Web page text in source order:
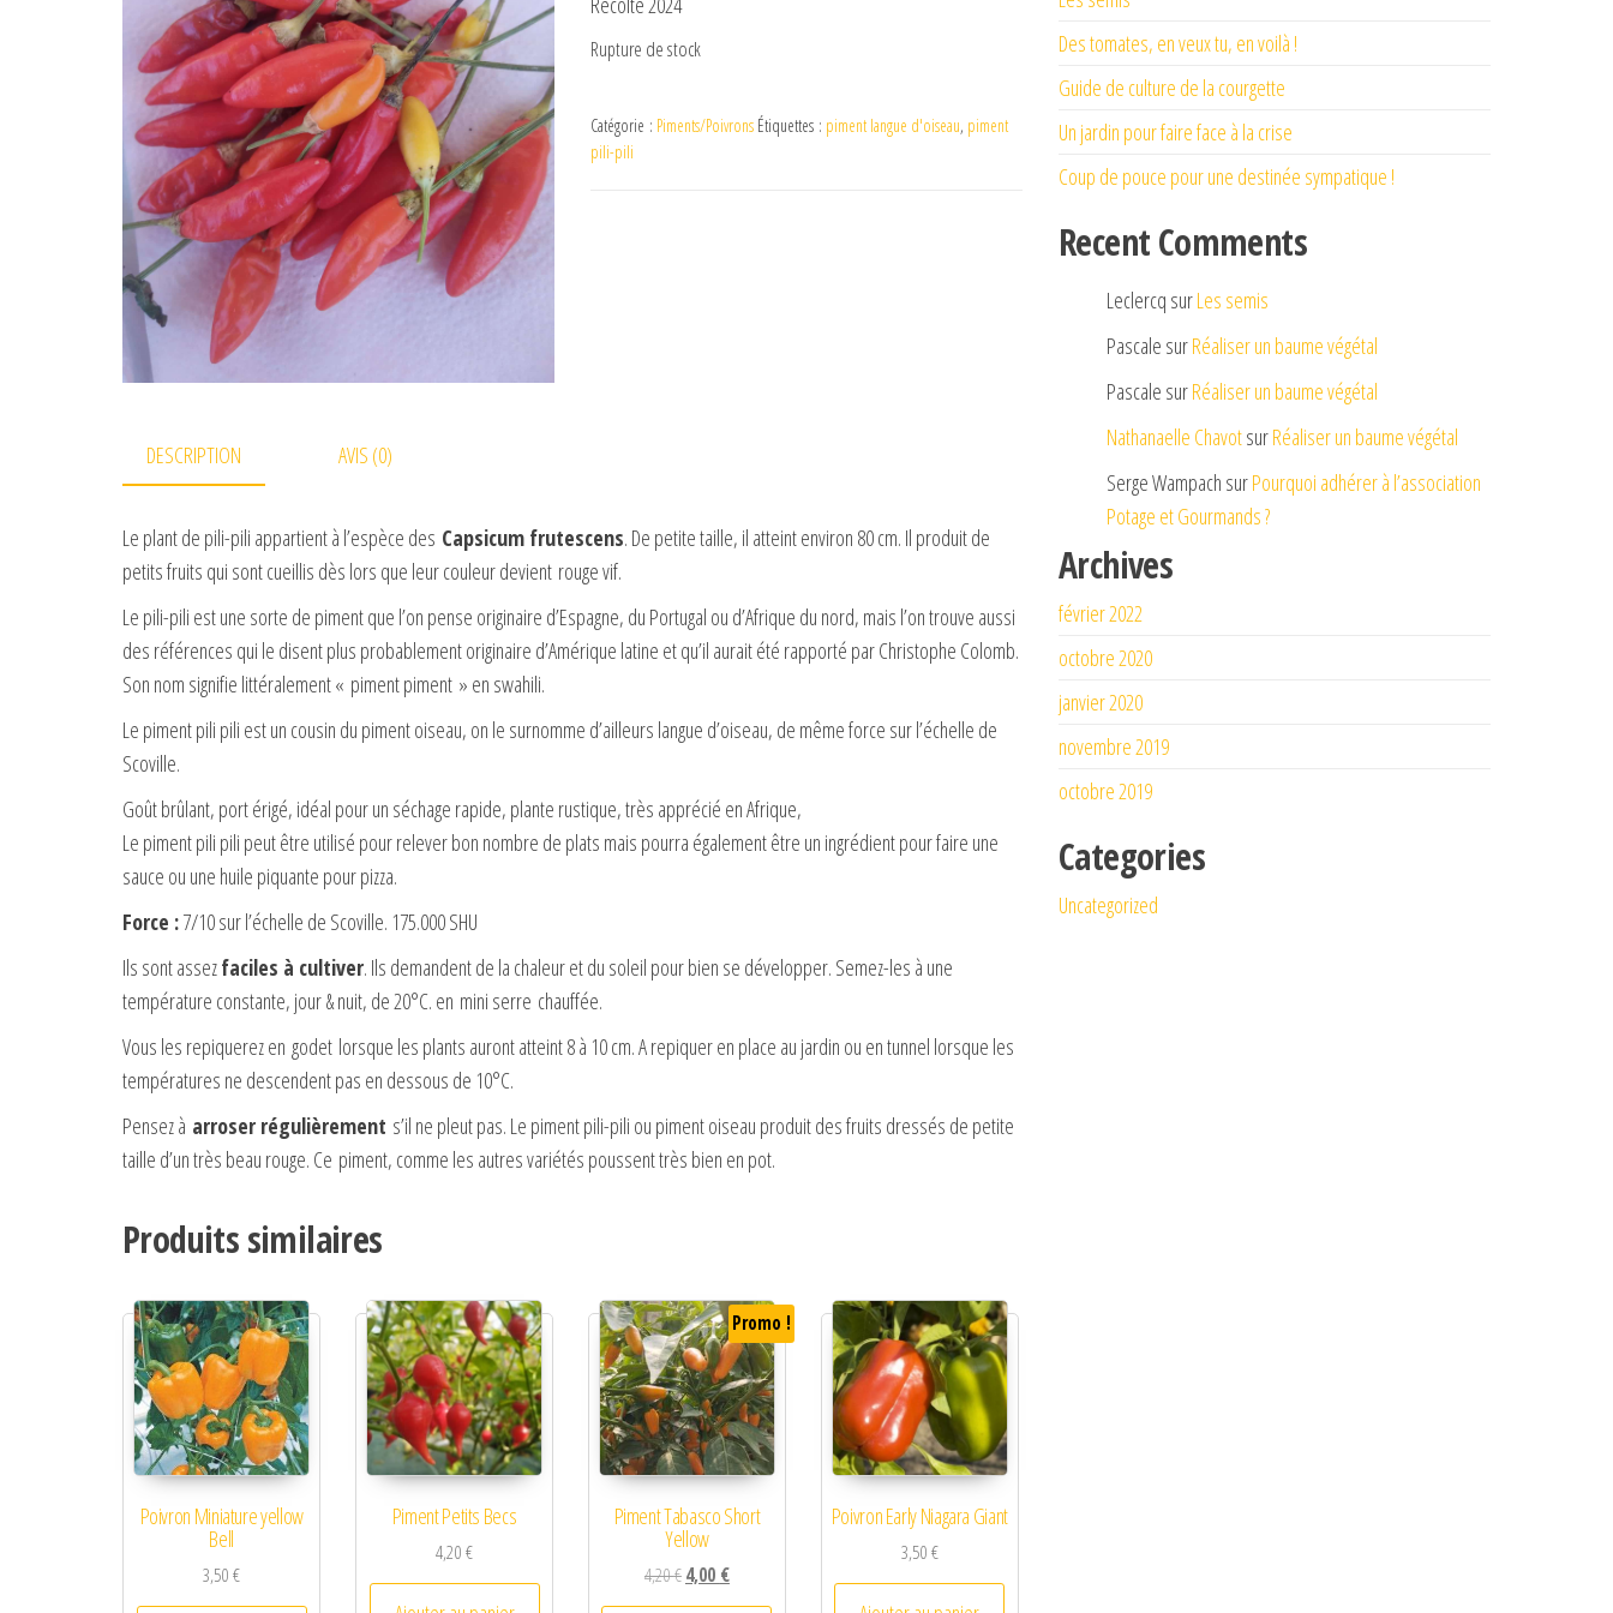
Rupture de stock
Catégorie : Piments/Poivrons Étiquettes : piment langue d'oiseau, piment
pili-pili
DESCRIPTION AVIS (0)
Le plant de pili-pili appartient à l’espèce des Capsicum frutescens. De petite taille, il atteint environ 80 cm. Il produit de
petits fruits qui sont cueillis dès lors que leur couleur devient rouge vif.
Le pili-pili est une sorte de piment que l’on pense originaire d’Espagne, du Portugal ou d’Afrique du nord, mais l’on trouve aussi
des références qui le disent plus probablement originaire d’Amérique latine et qu’il aurait été rapporté par Christophe Colomb.
Son nom signifie littéralement « piment piment » en swahili.
Le piment pili pili est un cousin du piment oiseau, on le surnomme d’ailleurs langue d’oiseau, de même force sur l’échelle de
Scoville.
Goût brûlant, port érigé, idéal pour un séchage rapide, plante rustique, très apprécié en Afrique,
Le piment pili pili peut être utilisé pour relever bon nombre de plats mais pourra également être un ingrédient pour faire une
sauce ou une huile piquante pour pizza.
Force :7/10 sur l’échelle de Scoville. 175.000 SHU
Ils sont assezfaciles à cultiver. Ils demandent de la chaleur et du soleil pour bien se développer. Semez-les à une
température constante, jour & nuit, de 20°C. en mini serre chauffée.
Vous les repiquerez en godet lorsque les plants auront atteint 8 à 10 cm. A repiquer en place au jardin ou en tunnel lorsque les
températures ne descendent pas en dessous de 10°C.
Pensez à arroser régulièrement s’il ne pleut pas. Le piment pili-pili ou piment oiseau produit des fruits dressés de petite
taille d’un très beau rouge. Ce piment, comme les autres variétés poussent très bien en pot.
Produits similaires
Poivron Miniature yellow
Bell
3,50€
Piment Petits Becs
4,20€
Promo !
Piment Tabasco Short
Yellow
4,20€Le prix initial était : 4,20 €.
4,00 €Le prix actuel est : 4,00 €.
Poivron Early Niagara Giant
3,50€
Des tomates, en veux tu, en voilà !
Guide de culture de la courgette
Un jardin pour faire face à la crise
Coup de pouce pour une destinée sympatique !
Recent Comments
Leclercq surLes semis
Pascale surRéaliser un baume végétal
Pascale surRéaliser un baume végétal
Nathanaelle ChavotsurRéaliser un baume végétal
Serge Wampach surPourquoi adhérer à l’association
Potage et Gourmands ?
Archives
février 2022
octobre 2020
janvier 2020
novembre 2019
octobre 2019
Categories
Uncategorized